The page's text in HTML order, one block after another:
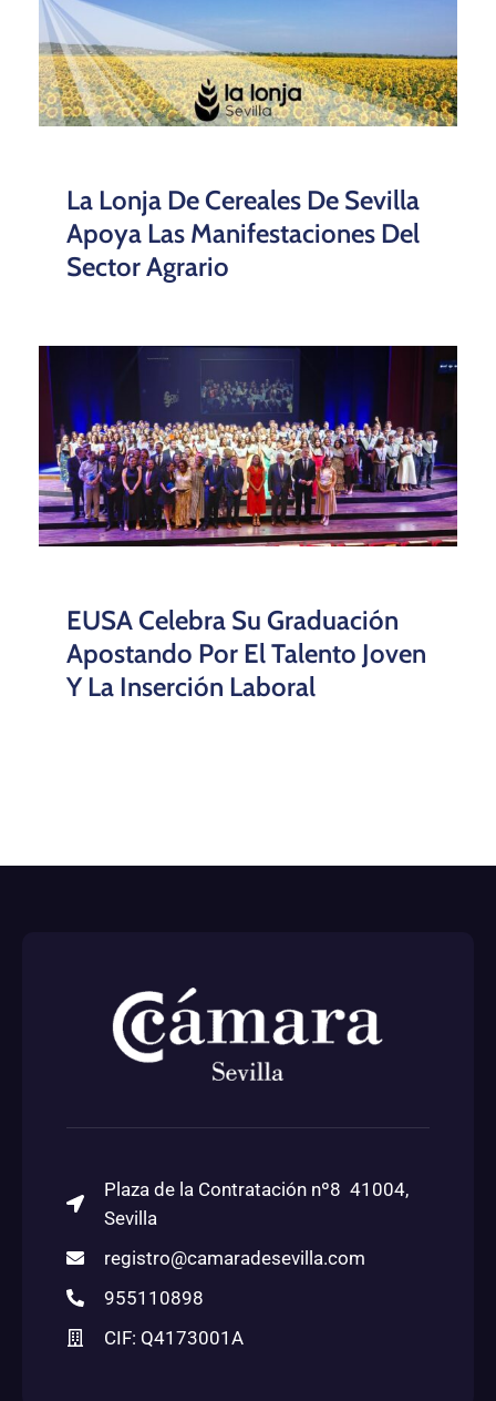
La Lonja De Cereales De Sevilla
Apoya Las Manifestaciones Del
Sector Agrario
EUSA Celebra Su Graduación
Apostando Por El Talento Joven
Y La Inserción Laboral
Plaza de la Contratación nº8 41004,
Sevilla
registro@camaradesevilla.com
955110898
CIF: Q4173001A